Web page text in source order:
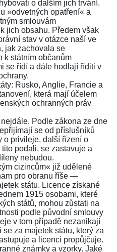
o dalším jich trvání.
»odvetných opatření« a
smlouvám
jich obsahu. Předem však
stav v otázce naší ve
jak zachovala se
k státním občanům
se řídí a dále hodlají říditi v
Rusko, Anglie, Francie a
která mají účelem
ochranných práv
Podle zákona ze dne
se od příslušníků
o privileje, další řízení o
podali, se zastavuje a
nebudou.
cizincům« již udělené
pro obranu říše —
státu. Licence získané
1915 osobami, které
států, mohou zůstati na
podle původní smlouvy
v tom případě nezanikají
za majetek státu, který za
a licenci propůjčuje.
známky a vzorky. Jaké